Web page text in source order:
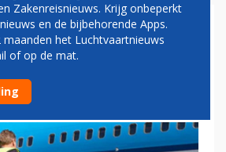
CAO-
KLM
Zakenreisnieuws. Krijg onbeperkt
en de bijbehorende Apps.
het Luchtvaartnieuws
of op de mat.